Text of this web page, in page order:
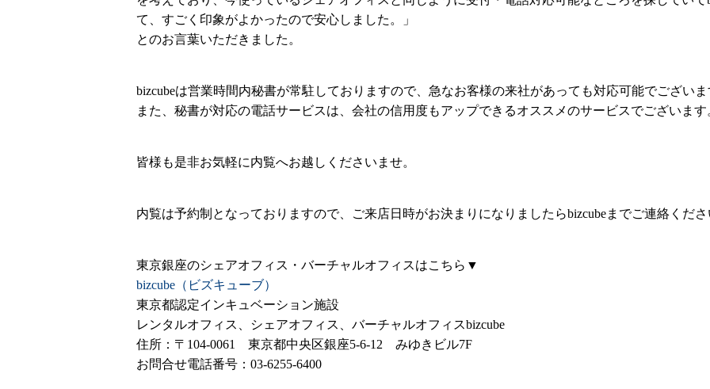
て、すごく印象がよかったので安心しました。」
とのお言葉いただきました。
bizcubeは営業時間内秘書が常駐しておりますので、急なお客様の来社があっても対応可能でございま
また、秘書が対応の電話サービスは、会社の信用度もアップできるオススメのサービスでございます
皆様も是非お気軽に内覧へお越しくださいませ。
内覧は予約制となっておりますので、ご来店日時がお決まりになりましたらbizcubeまでご連絡くださ
東京銀座のシェアオフィス・バーチャルオフィスはこちら▼
bizcube（ビズキューブ）
東京都認定インキュベーション施設
レンタルオフィス、シェアオフィス、バーチャルオフィスbizcube
住所：〒104-0061 東京都中央区銀座5-6-12 みゆきビル7F
お問合せ電話番号：03-6255-6400